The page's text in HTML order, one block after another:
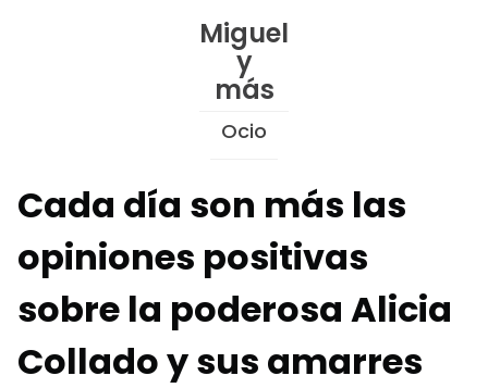
Skip
to
Content
Miguel
y
más
Ocio
Cada día son más las
opiniones positivas
sobre la poderosa Alicia
Collado y sus amarres